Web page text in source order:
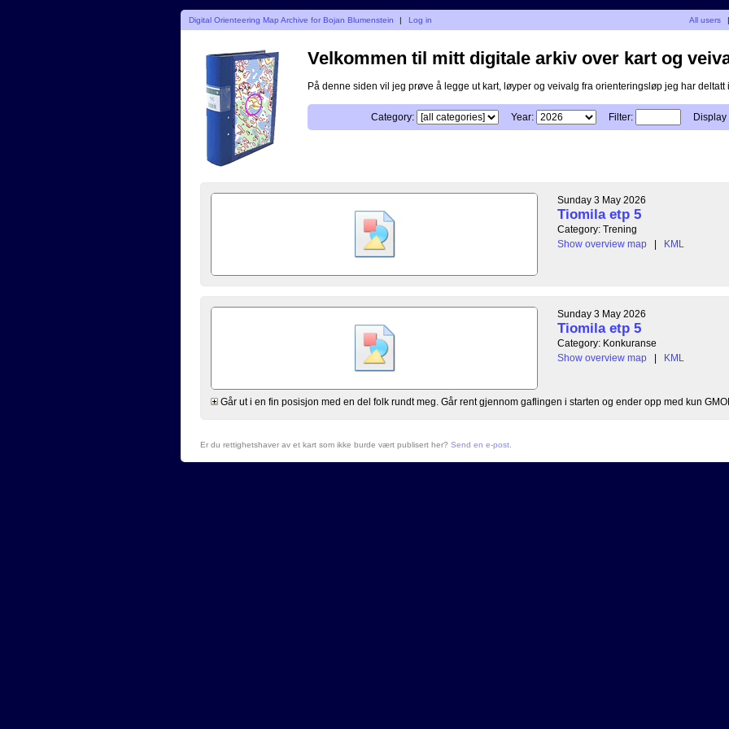
Digital Orienteering Map Archive for Bojan Blumenstein | Log in All users |
Velkommen til mitt digitale arkiv over kart og
På denne siden vil jeg prøve å legge ut kart, løyper og veivalg fra orienteringsløp jeg har deltatt i.
Category: Year: Filter: Display
Sunday 3 May 2026
Tiomila etp 5
Category: Trening
Show overview map
| KML
Sunday 3 May 2026
Tiomila etp 5
Category: Konkuranse
Show overview map
| KML
Går ut i en fin posisjon med en del folk rundt meg. Går rent gjennom gaflingen i starten og ender opp med kun
Er du rettighetshaver av et kart som ikke burde vært publisert her? Send en e-post